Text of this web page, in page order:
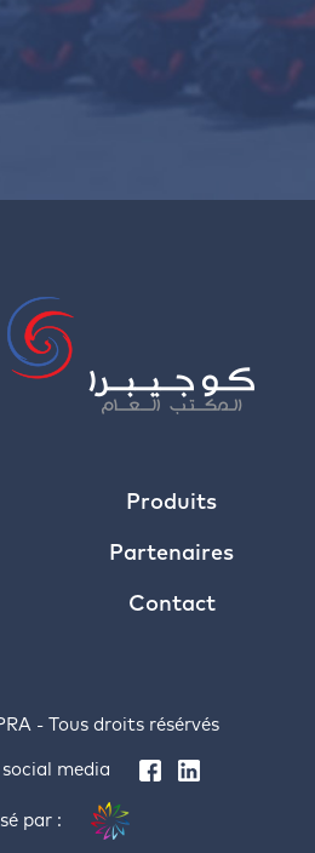
Produits
Partenaires
Contact
- Tous droits résérvés
media
par :